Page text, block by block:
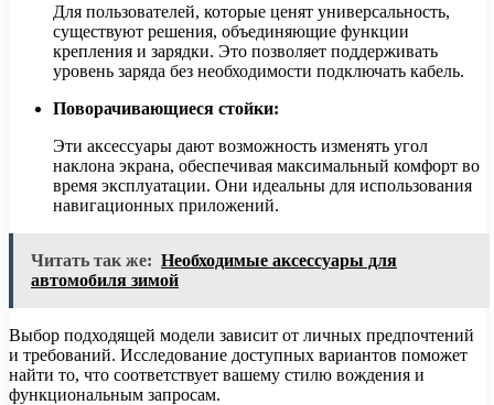
Для пользователей, которые ценят универсальность,
существуют решения, объединяющие функции
крепления и зарядки. Это позволяет поддерживать
уровень заряда без необходимости подключать кабель.
Поворачивающиеся стойки:
Эти аксессуары дают возможность изменять угол
наклона экрана, обеспечивая максимальный комфорт во
время эксплуатации. Они идеальны для использования
навигационных приложений.
Читать так же: Необходимые аксессуары для
автомобиля зимой
Выбор подходящей модели зависит от личных предпочтений
и требований. Исследование доступных вариантов поможет
найти то, что соответствует вашему стилю вождения и
функциональным запросам.